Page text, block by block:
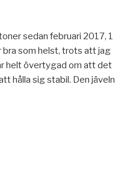
sedan februari 2017, 1
bra som helst, trots att jag
helt övertygad om att det
hålla sig stabil. Den jäveln